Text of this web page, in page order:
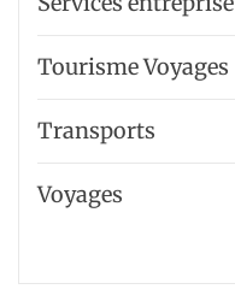
Tourisme Voyages
Transports
Voyages